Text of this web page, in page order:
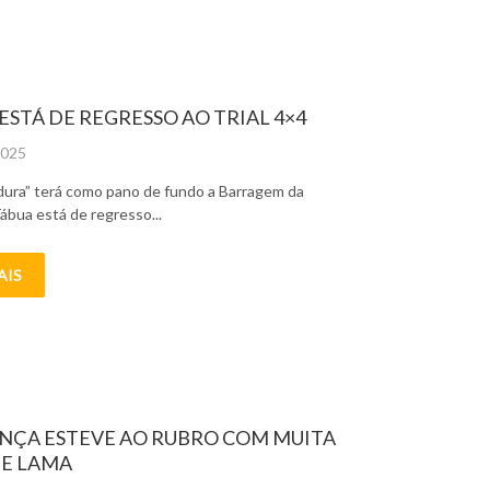
DE REGRESSO AO TRIAL 4×4
terá como pano de fundo a Barragem da
está de regresso...
ESTEVE AO RUBRO COM MUITA
LAMA